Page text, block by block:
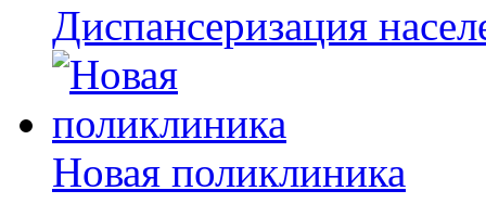
Диспансеризация
Новая поликлиника